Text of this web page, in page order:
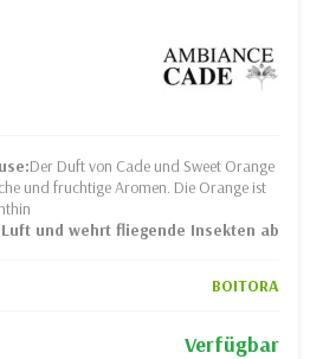
Der Duft von Cade und Sweet Orange
und fruchtige Aromen. Die Orange ist
und wehrt fliegende Insekten ab
BOITORA
Verfügbar